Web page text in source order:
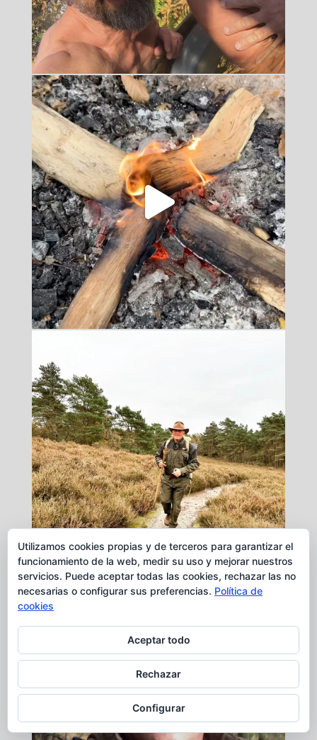
Utilizamos cookies propias y de terceros para garantizar el
funcionamiento de la web, medir su uso y mejorar nuestros
servicios. Puede aceptar todas las cookies, rechazar las no
necesarias o configurar sus preferencias. Política de
cookies
Aceptar todo
Rechazar
Configurar